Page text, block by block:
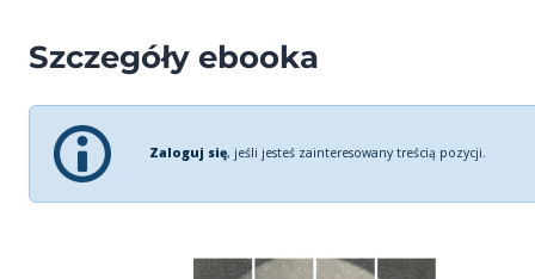
Szczegóły ebooka
Zaloguj się, jeśli jesteś zainteresowany treścią pozycji.